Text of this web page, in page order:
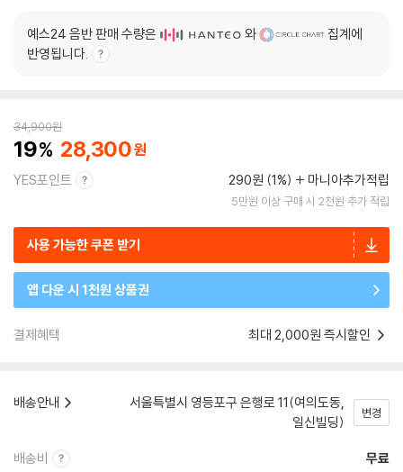
예스24 음반 판매 수량은 와
집계에
반영됩니다.
34,900원
19 28,300
YES포인트 290원 (1%) 마니아추가적립
5만원 이상 구매 시 2천원 추가 적립
사용 가능한 쿠폰 받기
앱 다운 시 1천원 상품권
결제혜택 최대 2,000원 즉시할인
배송안내
서울특별시 영등포구 은행로 11(여의도동,
일신빌딩)
변경
배송비 무료